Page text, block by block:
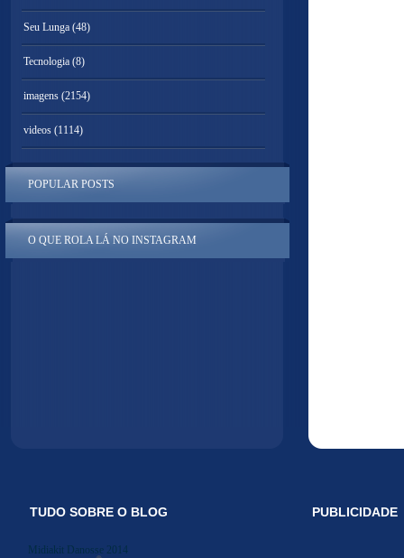
Seu Lunga (48)
Tecnologia (8)
imagens (2154)
videos (1114)
POPULAR POSTS
O QUE ROLA LÁ NO INSTAGRAM
TUDO SOBRE O BLOG
Midiakit Danosse 2014
PUBLICIDADE